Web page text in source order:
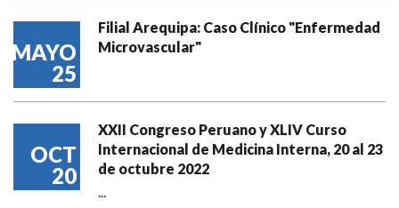
MAYO
25
Filial Arequipa: Caso Clínico "Enfermedad
Microvascular"
OCT
20
XXII Congreso Peruano y XLIV Curso
Internacional de Medicina Interna, 20 al 23
de octubre 2022
...